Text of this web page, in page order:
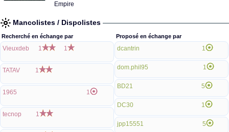
Empire
Mancolistes / Dispolistes
Recherché en échange par
Vieuxdeb 1 1
TATAV 1
1965 1
tecnop 1
Proposé en échange par
dcantrin 1
dom.phil95 1
BD21 5
DC30 1
jpp15551 5